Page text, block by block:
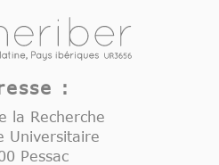
:
la Recherche
Universitaire
Pessac